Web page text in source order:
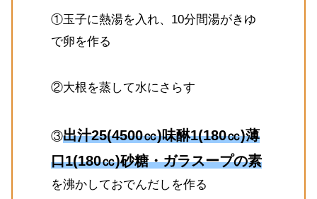
①玉子に熱湯を入れ、10分間湯がきゆ
で卵を作る
②大根を蒸して水にさらす
③出汁25(4500㏄)味醂1(180㏄)薄
口1(180㏄)砂糖・ガラスープの素
を沸かしておでんだしを作る